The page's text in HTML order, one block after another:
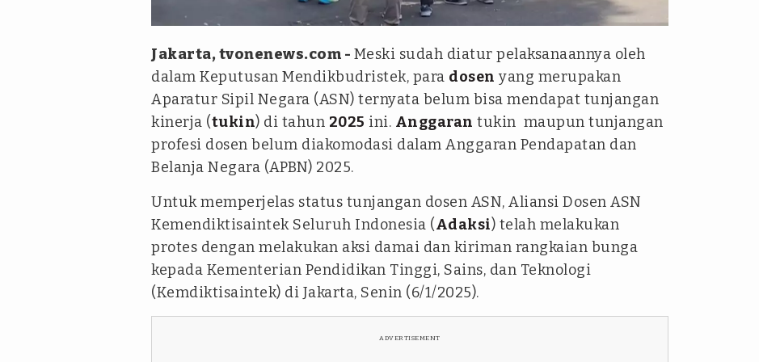
Jakarta, tvonenews.com - Meski sudah diatur pelaksanaannya oleh
dalam Keputusan Mendikbudristek, para dosen yang merupakan
Aparatur Sipil Negara (ASN) ternyata belum bisa mendapat tunjangan
kinerja (tukin) di tahun 2025 ini. Anggaran tukin maupun tunjangan
profesi dosen belum diakomodasi dalam Anggaran Pendapatan dan
Belanja Negara (APBN) 2025.
Untuk memperjelas status tunjangan dosen ASN, Aliansi Dosen ASN
Kemendiktisaintek Seluruh Indonesia (Adaksi) telah melakukan
protes dengan melakukan aksi damai dan kiriman rangkaian bunga
kepada Kementerian Pendidikan Tinggi, Sains, dan Teknologi
(Kemdiktisaintek) di Jakarta, Senin (6/1/2025).
ADVERTISEMENT